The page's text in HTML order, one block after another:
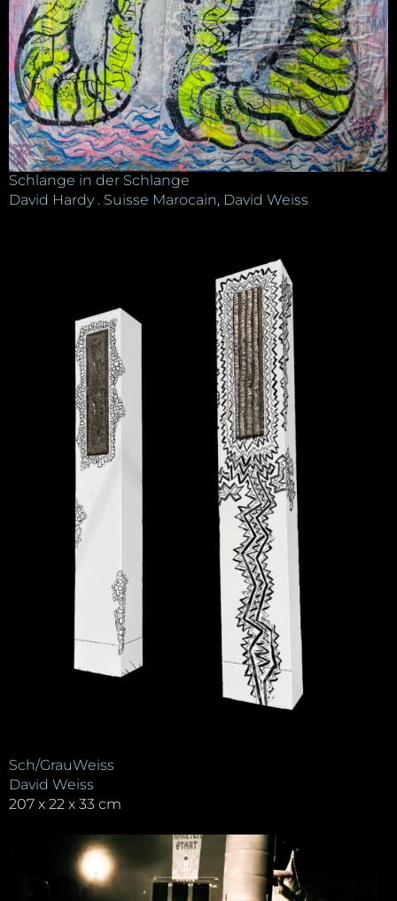
Schlange in der Schlange
David Hardy . Suisse Marocain, David Weiss
Sch/GrauWeiss
David Weiss
207 x 22 x 33 cm